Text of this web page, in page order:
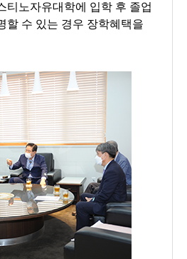
티노자유대학에 입학 후 졸업
할 수 있는 경우 장학혜택을